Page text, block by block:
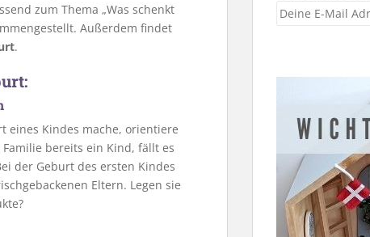
zum Thema „Was schenkt
Außerdem findet
.
eines Kindes mache, orientiere
bereits ein Kind, fällt es
der Geburt des ersten Kindes
Eltern. Legen sie